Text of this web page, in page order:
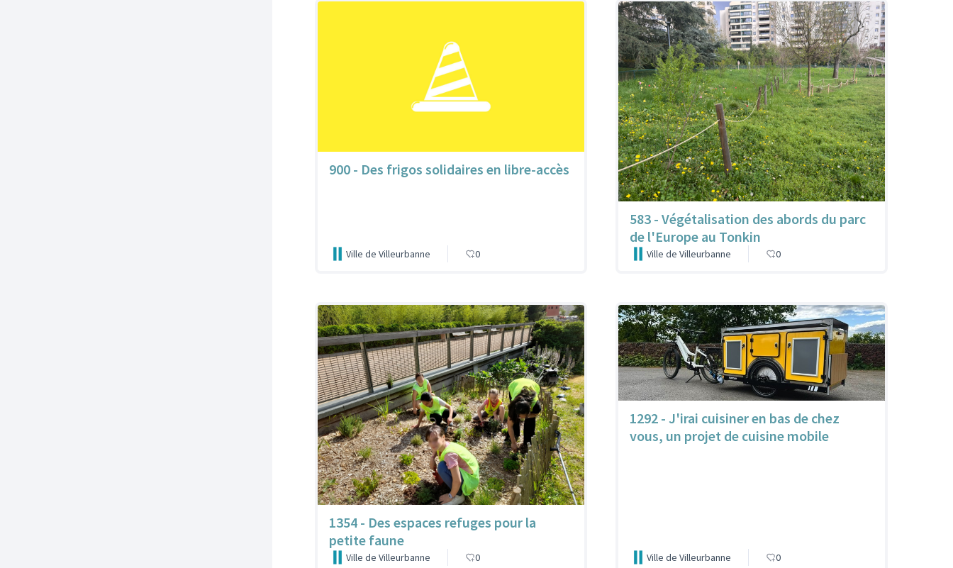
900 - Des frigos solidaires en libre-accès
Ville de Villeurbanne 0
583 - Végétalisation des abords du parc
de l'Europe au Tonkin
Ville de Villeurbanne 0
1354 - Des espaces refuges pour la
petite faune
Ville de Villeurbanne 0
1292 - J'irai cuisiner en bas de chez
vous, un projet de cuisine mobile
Ville de Villeurbanne 0